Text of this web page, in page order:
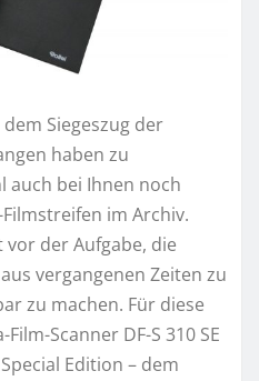
Siegeszug der
haben zu
auch bei Ihnen noch
im Archiv.
vor der Aufgabe, die
vergangenen Zeiten zu
zu machen. Für diese
Scanner DF-S 310 SE
Edition – dem